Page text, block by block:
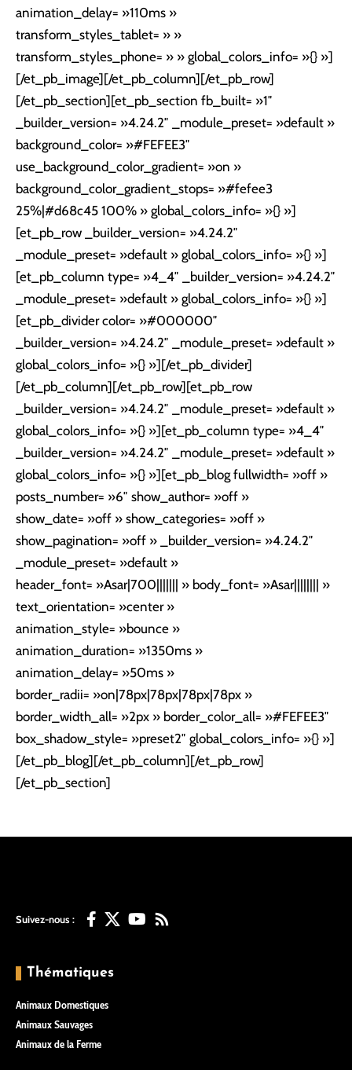
animation_delay= »110ms »
transform_styles_tablet= » »
transform_styles_phone= » » global_colors_info= »{} »]
[/et_pb_image][/et_pb_column][/et_pb_row]
[/et_pb_section][et_pb_section fb_built= »1″
_builder_version= »4.24.2″ _module_preset= »default »
background_color= »#FEFEE3″
use_background_color_gradient= »on »
background_color_gradient_stops= »#fefee3
25%|#d68c45 100% » global_colors_info= »{} »]
[et_pb_row _builder_version= »4.24.2″
_module_preset= »default » global_colors_info= »{} »]
[et_pb_column type= »4_4″ _builder_version= »4.24.2″
_module_preset= »default » global_colors_info= »{} »]
[et_pb_divider color= »#000000″
_builder_version= »4.24.2″ _module_preset= »default »
global_colors_info= »{} »][/et_pb_divider]
[/et_pb_column][/et_pb_row][et_pb_row
_builder_version= »4.24.2″ _module_preset= »default »
global_colors_info= »{} »][et_pb_column type= »4_4″
_builder_version= »4.24.2″ _module_preset= »default »
global_colors_info= »{} »][et_pb_blog fullwidth= »off »
posts_number= »6″ show_author= »off »
show_date= »off » show_categories= »off »
show_pagination= »off » _builder_version= »4.24.2″
_module_preset= »default »
header_font= »Asar|700||||||| » body_font= »Asar|||||||| »
text_orientation= »center »
animation_style= »bounce »
animation_duration= »1350ms »
animation_delay= »50ms »
border_radii= »on|78px|78px|78px|78px »
border_width_all= »2px » border_color_all= »#FEFEE3″
box_shadow_style= »preset2″ global_colors_info= »{} »]
[/et_pb_blog][/et_pb_column][/et_pb_row]
[/et_pb_section]
Suivez-nous :
Thématiques
Animaux Domestiques
Animaux Sauvages
Animaux de la Ferme